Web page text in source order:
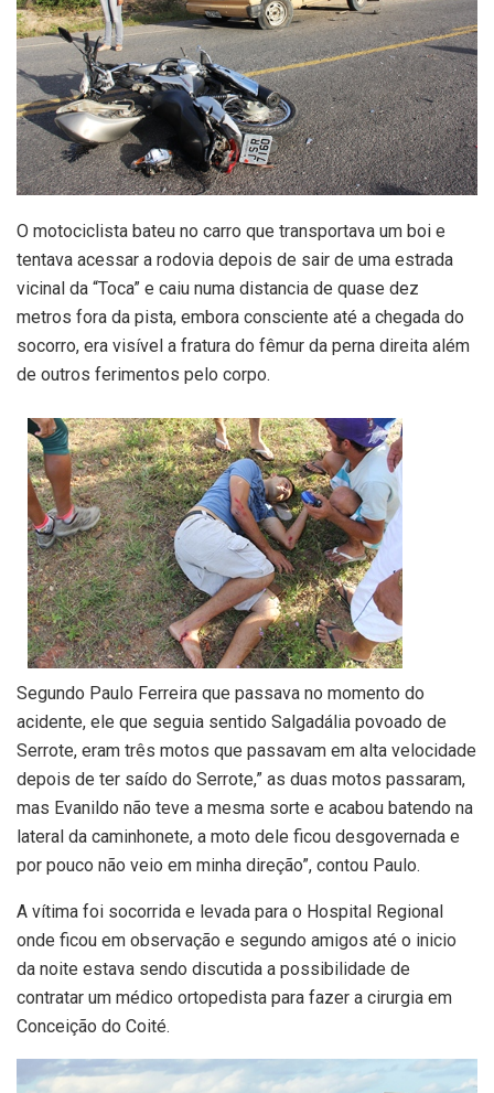
O motociclista bateu no carro que transportava um boi e
tentava acessar a rodovia depois de sair de uma estrada
vicinal da “Toca” e caiu numa distancia de quase dez
metros fora da pista, embora consciente até a chegada do
socorro, era visível a fratura do fêmur da perna direita além
de outros ferimentos pelo corpo.
Segundo Paulo Ferreira que passava no momento do
acidente, ele que seguia sentido Salgadália povoado de
Serrote, eram três motos que passavam em alta velocidade
depois de ter saído do Serrote,” as duas motos passaram,
mas Evanildo não teve a mesma sorte e acabou batendo na
lateral da caminhonete, a moto dele ficou desgovernada e
por pouco não veio em minha direção”, contou Paulo.
A vítima foi socorrida e levada para o Hospital Regional
onde ficou em observação e segundo amigos até o inicio
da noite estava sendo discutida a possibilidade de
contratar um médico ortopedista para fazer a cirurgia em
Conceição do Coité.